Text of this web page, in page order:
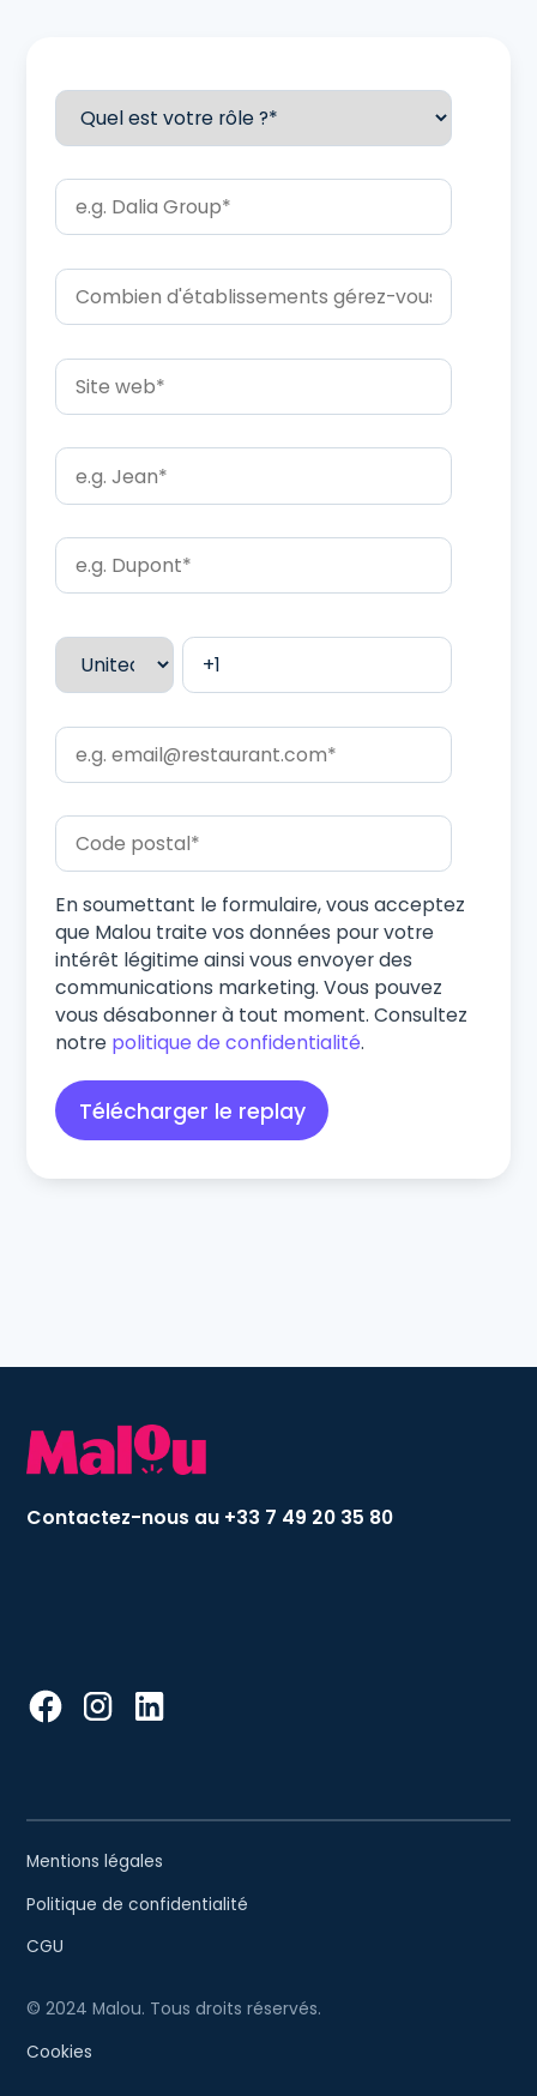
En soumettant le formulaire, vous acceptez
que Malou traite vos données pour votre
intérêt légitime ainsi vous envoyer des
communications marketing. Vous pouvez
vous désabonner à tout moment. Consultez
notre politique de confidentialité.
Contactez-nous au +33 7 49 20 35 80
© 2024 Malou. Tous droits réservés.
Mentions légales
Politique de confidentialité
CGU
Cookies